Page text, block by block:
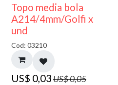
40% DESCUENTO
Topo media bola
A214/4mm/Golfi x
und
Cod: 03210
US$ 0,03US$0,05